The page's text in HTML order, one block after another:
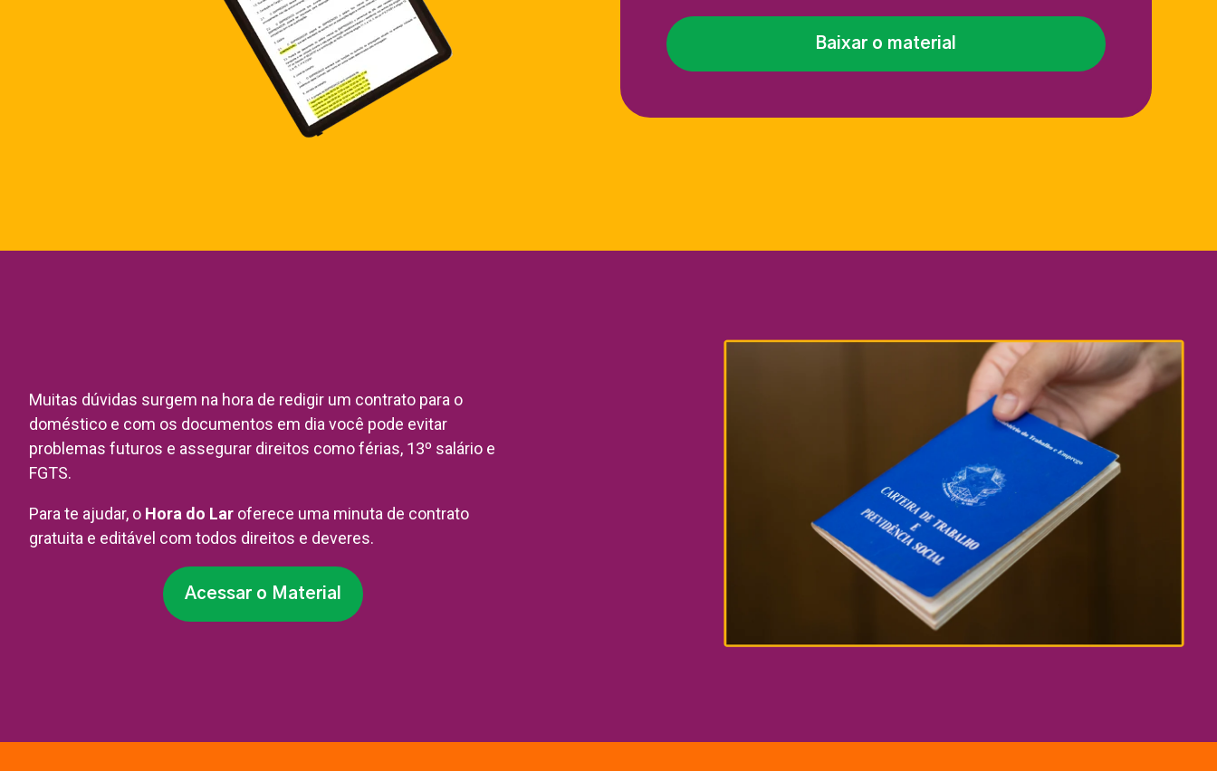
Baixar o material
Muitas dúvidas surgem na hora de redigir um contrato para o
doméstico e com os documentos em dia você pode evitar
problemas futuros e assegurar direitos como férias, 13º salário e
FGTS.
Para te ajudar, o Hora do Lar oferece uma minuta de contrato
gratuita e editável com todos direitos e deveres.
Acessar o Material